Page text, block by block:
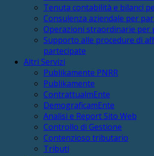
Tenuta contabilità e bilanci
Consulenza aziendale per
Operazioni straordinarie per
Supporto alle procedure di
partecipate
Altri Servizi
Publikamente PNRR
Publikamente
ContrattualmEnte
DemograficamEnte
Analisi e Report Sito Web
Controllo di Gestione
Contenzioso tributario
Tributi